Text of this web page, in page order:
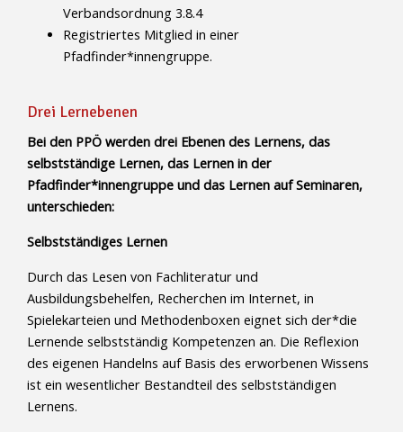
Verbandsordnung 3.8.4
Registriertes Mitglied in einer
Pfadfinder*innengruppe.
Drei Lernebenen
Bei den PPÖ werden drei Ebenen des Lernens, das
selbstständige Lernen, das Lernen in der
Pfadfinder*innengruppe und das Lernen auf Seminaren,
unterschieden:
Selbstständiges Lernen
Durch das Lesen von Fachliteratur und
Ausbildungsbehelfen, Recherchen im Internet, in
Spielekarteien und Methodenboxen eignet sich der*die
Lernende selbstständig Kompetenzen an. Die Reflexion
des eigenen Handelns auf Basis des erworbenen Wissens
ist ein wesentlicher Bestandteil des selbstständigen
Lernens.